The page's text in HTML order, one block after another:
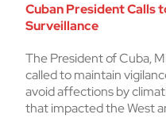
Cuban President Calls
Surveillance
The President of Cuba,
called to maintain
avoid affections by
that impacted the West